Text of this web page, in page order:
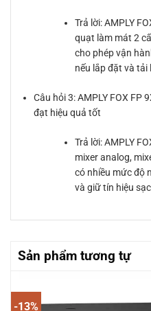
Trả lời: AMPLY
quạt làm mát 2
cho phép vận
nếu lắp đặt và
Câu hỏi 3: AMPLY FOX FP
đạt hiệu quả tốt
Trả lời: AMPLY
mixer analog,
có nhiều mức độ
và giữ tín hiệu
Sản phẩm tương tự
-13%